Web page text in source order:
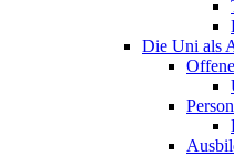
Die Uni als